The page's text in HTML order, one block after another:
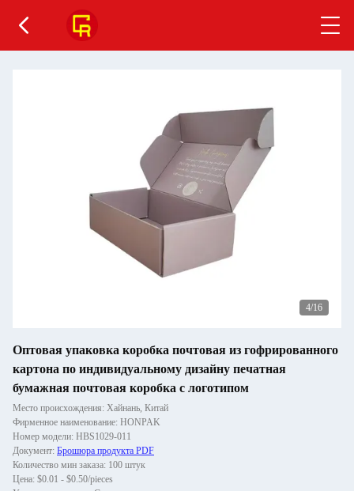
5/16
Оптовая упаковка коробка почтовая из гофрированного
картона по индивидуальному дизайну печатная
бумажная почтовая коробка с логотипом
Место происхождения: Хайнань, Китай
Фирменное наименование: HONPAK
Номер модели: HBS1029-011
Документ: Брошюра продукта PDF
Количество мин заказа: 100 штук
Цена: $0.01 - $0.50/pieces